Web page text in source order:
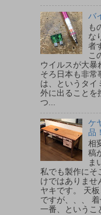
バ
も
な
者
こ
ウイルスが大暴
そろ日本も非常
は、というタイ
外に出ることを
つ...
ケ
品！
相
稿
ま
私でも製作にそ
けではありませ
ヤキです。 天
ですが、、、
一番、というこ